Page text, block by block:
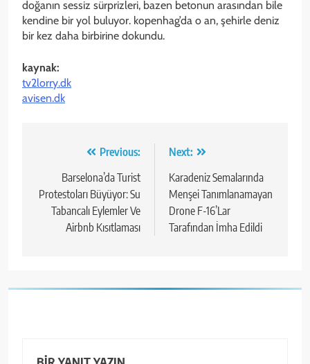
doğanın sessiz sürprizleri, bazen betonun arasından bile
kendine bir yol buluyor. kopenhag’da o an, şehirle deniz
bir kez daha birbirine dokundu.
kaynak:
tv2lorry.dk
avisen.dk
gezinmesi
Previous:
Barselona’da Turist
Protestoları Büyüyor: Su
Tabancalı Eylemler Ve
Airbnb Kısıtlaması
Next:
Karadeniz Semalarında
Menşei Tanımlanamayan
Drone F-16’Lar
Tarafından İmha Edildi